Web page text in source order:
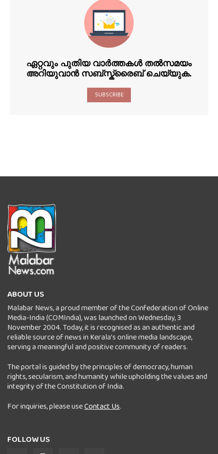
ഏറ്റവും പുതിയ വാർത്തകൾ തൽസമയം
അറിയുവാൻ സബ്സ്ക്രൈബ് ചെയ്യുക.
SUBSCRIBE
ABOUT US
Malabar News, a proud member of the Confederation of Online
Media-India (COMIndia), was launched on Wednesday, 3
November 2004. Today, it is recognised as an authentic and
reliable source of news in Kerala’s online media landscape,
serving a meaningful and positive community of readers.
The portal is guided by the principles of democracy, human
rights, secularism, and humanity while upholding the values and
integrity of the Constitution of India.
For inquiries, please useContact Us.
FOLLOW US